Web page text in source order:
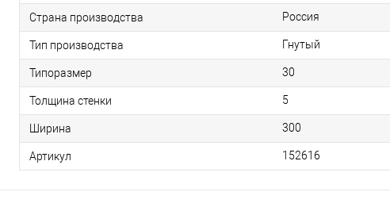
Страна производства Россия
Тип производства Гнутый
Типоразмер 30
Толщина стенки 5
Ширина 300
Артикул 152616